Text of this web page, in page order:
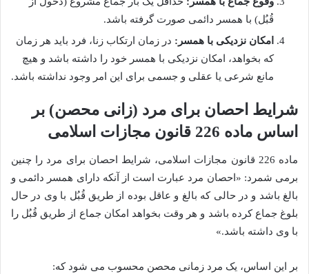
قُبُل) با همسر دائمی صورت گرفته باشد.
امکان نزدیکی با همسر: در زمان ارتکاب زنا، فرد باید هر زمان
که بخواهد، امکان نزدیکی با همسر خود را داشته باشد و هیچ
مانع شرعی یا عقلی و جسمی برای این امر وجود نداشته باشد.
شرایط احصان برای مرد (زانی محصن) بر
اساس ماده 226 قانون مجازات اسلامی
ماده 226 قانون مجازات اسلامی، شرایط احصان برای مرد را چنین
برمی شمرد: «احصان مرد عبارت است از آنکه دارای همسر دائمی و
بالغ باشد و در حالی که بالغ و عاقل بوده از طریق قُبُل با وی در حال
بلوغ جماع کرده باشد و هر وقت بخواهد امکان جماع از طریق قُبُل را
با وی داشته باشد.»
بر این اساس، یک مرد زمانی محصن محسوب می شود که: